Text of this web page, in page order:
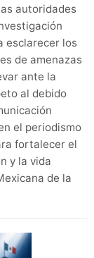
autoridades
esclarecer los
de amenazas
ante la
al debido
el periodismo
fortalecer el
y la vida
de la